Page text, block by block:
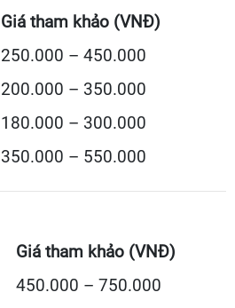
Giá tham khảo (VNĐ)
250.000 – 450.000
200.000 – 350.000
180.000 – 300.000
350.000 – 550.000
Giá tham khảo (VNĐ)
450.000 – 750.000